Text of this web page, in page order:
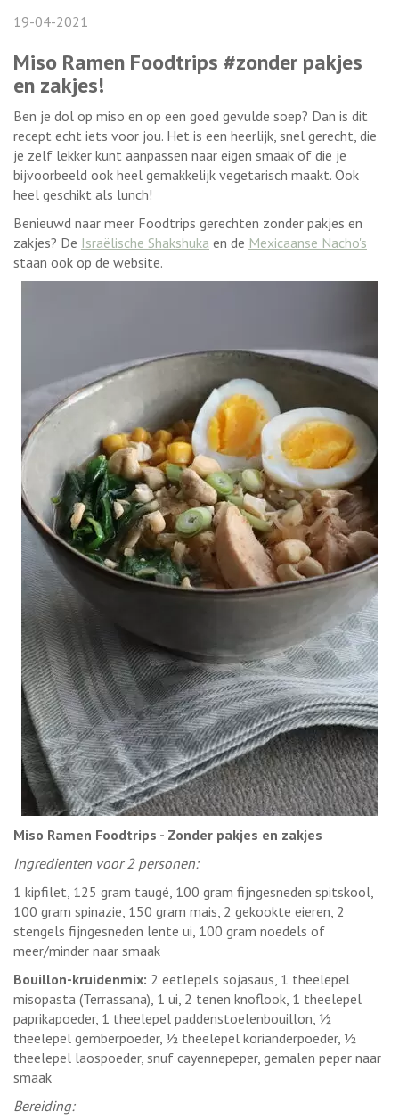
19-04-2021
Miso Ramen Foodtrips #zonder pakjes
en zakjes!
Ben je dol op miso en op een goed gevulde soep? Dan is dit
recept echt iets voor jou. Het is een heerlijk, snel gerecht, die
je zelf lekker kunt aanpassen naar eigen smaak of die je
bijvoorbeeld ook heel gemakkelijk vegetarisch maakt. Ook
heel geschikt als lunch!
Benieuwd naar meer Foodtrips gerechten zonder pakjes en
zakjes? De Israëlische Shakshuka en de Mexicaanse Nacho's
staan ook op de website.
Miso Ramen Foodtrips - Zonder pakjes en zakjes
Ingredienten voor 2 personen:
1 kipfilet, 125 gram taugé, 100 gram fijngesneden spitskool,
100 gram spinazie, 150 gram mais, 2 gekookte eieren, 2
stengels fijngesneden lente ui, 100 gram noedels of
meer/minder naar smaak
Bouillon-kruidenmix: 2 eetlepels sojasaus, 1 theelepel
misopasta (Terrassana), 1 ui, 2 tenen knoflook, 1 theelepel
paprikapoeder, 1 theelepel paddenstoelenbouillon, ½
theelepel gemberpoeder, ½ theelepel korianderpoeder, ½
theelepel laospoeder, snuf cayennepeper, gemalen peper naar
smaak
Bereiding: